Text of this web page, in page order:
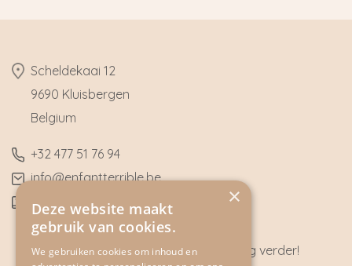
​Scheldekaai 12
9690 Kluisbergen
​Belgium
​+32 477 51 76 94
​info@enfantterrible.be
BE0636790746
Heeft u vragen? Wij helpen u graag verder!
×
Deze website maakt
gebruik van cookies.
We gebruiken cookies om inhoud en